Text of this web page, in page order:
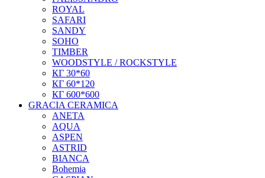
ROYAL
SAFARI
SANDY
SOHO
TIMBER
WOODSTYLE / ROCKSTYLE
КГ 30*60
КГ 60*120
КГ 600*600
GRACIA CERAMICA
ANETA
AQUA
ASPEN
ASTRID
BIANCA
Bohemia